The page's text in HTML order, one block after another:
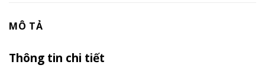
MÔ TẢ
Thông tin chi tiết